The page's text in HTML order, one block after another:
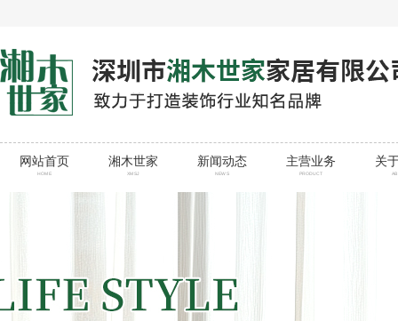
网站首页
HOME
湘木世家
XMSJ
新闻动态
NEWS
主营业务
PRODUCT
关